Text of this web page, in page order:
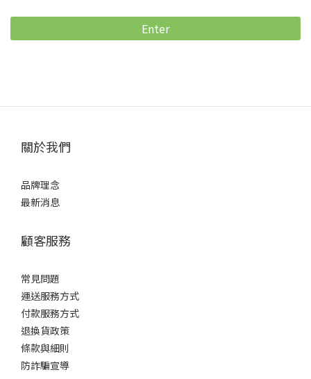
Enter
關於我們
品牌理念
最新消息
顧客服務
常見問題
運送服務方式
付款服務方式
退換貨政策
條款與細則
防詐騙宣導